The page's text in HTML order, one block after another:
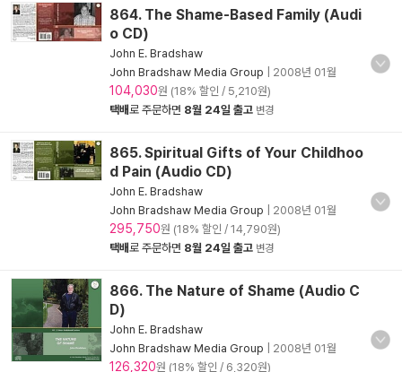
864. The Shame-Based Family (Audi
o CD)
John E. Bradshaw
John Bradshaw Media Group
2008년 01월
104,030원 (18% 할인 / 5,210원)
택배로 주문하면 8월 24일 출고 변경
865. Spiritual Gifts of Your Childhoo
d Pain (Audio CD)
John E. Bradshaw
John Bradshaw Media Group
2008년 01월
295,750원 (18% 할인 / 14,790원)
택배로 주문하면 8월 24일 출고 변경
866. The Nature of Shame (Audio C
D)
John E. Bradshaw
John Bradshaw Media Group
2008년 01월
126,320원 (18% 할인 / 6,320원)